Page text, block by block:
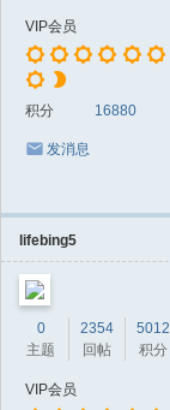
VIP会员
积分 16880
发消息
lifebing5
0
主题
2354
回帖
5012
积分
VIP会员